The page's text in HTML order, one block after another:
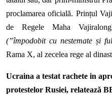
proclamarea oficială. Prințul
de Regele Maha
(”împodobit cu nestemate și
Rama X, al zecelea rege al
Ucraina a testat rachete in
protestelor Rusiei, relatează